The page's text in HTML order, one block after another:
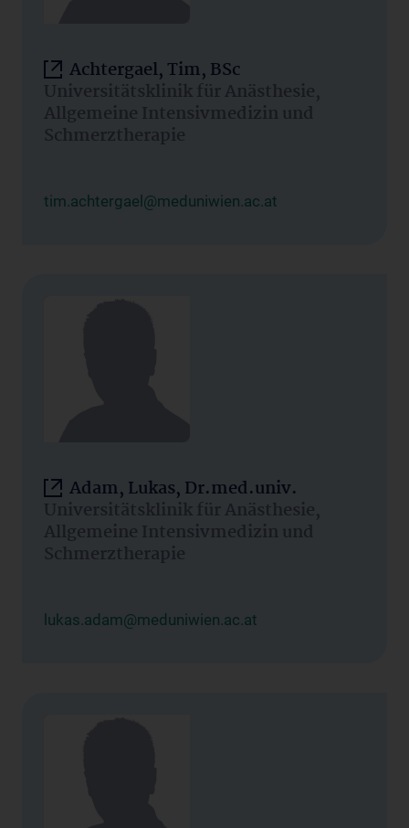
Achtergael, Tim, BSc
Universitätsklinik für Anästhesie,
Allgemeine Intensivmedizin und
Schmerztherapie
tim.achtergael@meduniwien.ac.at
Adam, Lukas, Dr.med.univ.
Universitätsklinik für Anästhesie,
Allgemeine Intensivmedizin und
Schmerztherapie
lukas.adam@meduniwien.ac.at